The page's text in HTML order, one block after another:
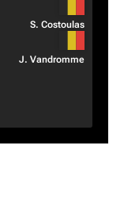
S. Costoulas
J. Vandromme